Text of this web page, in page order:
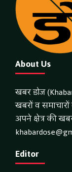
About Us
खबर डोज
खबरों व
अपने क्षेत्र की
Editor